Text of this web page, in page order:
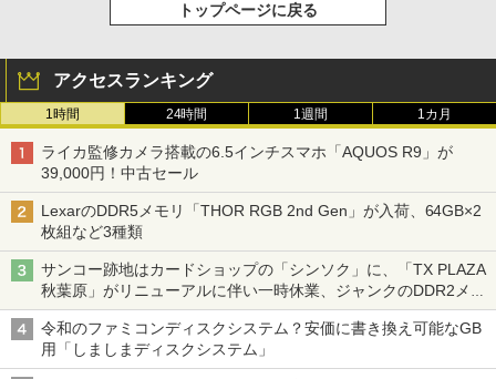
トップページに戻る
アクセスランキング
1時間 24時間 1週間 1カ月
ライカ監修カメラ搭載の6.5インチスマホ「AQUOS R9」が
39,000円！中古セール
LexarのDDR5メモリ「THOR RGB 2nd Gen」が入荷、64GB×2
枚組など3種類
サンコー跡地はカードショップの「シンソク」に、「TX PLAZA
秋葉原」がリニューアルに伴い一時休業、ジャンクのDDR2メモ
リが100円で販売など～ 最近の秋葉原 ～
令和のファミコンディスクシステム？安価に書き換え可能なGB
用「しましまディスクシステム」